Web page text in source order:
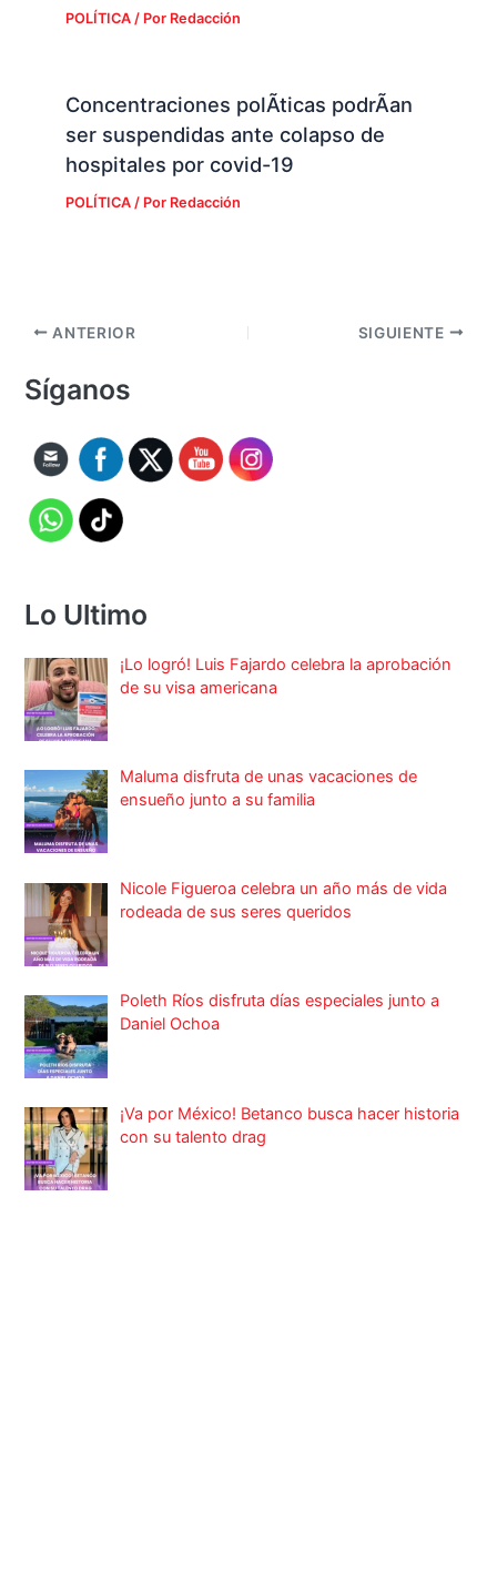
POLÍTICA/ Por Redacción
Concentraciones polÃ­ticas podrÃ­an
ser suspendidas ante colapso de
hospitales por covid-19
POLÍTICA/ Por Redacción
ANTERIOR SIGUIENTE
Síganos
Lo Ultimo
¡Lo logró! Luis Fajardo celebra la aprobación
de su visa americana
Maluma disfruta de unas vacaciones de
ensueño junto a su familia
Nicole Figueroa celebra un año más de vida
rodeada de sus seres queridos
Poleth Ríos disfruta días especiales junto a
Daniel Ochoa
¡Va por México! Betanco busca hacer historia
con su talento drag